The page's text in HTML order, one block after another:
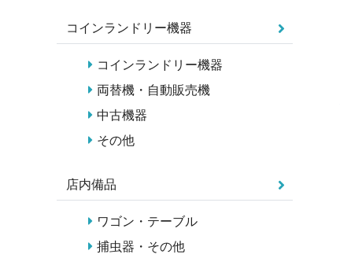
コインランドリー機器
コインランドリー機器
両替機・自動販売機
中古機器
その他
店内備品
ワゴン・テーブル
捕虫器・その他